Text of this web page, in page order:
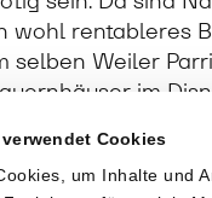
Cookies
um Inhalte und
wohl rentableres
selben Weiler
im
Restaurants
was
grossen